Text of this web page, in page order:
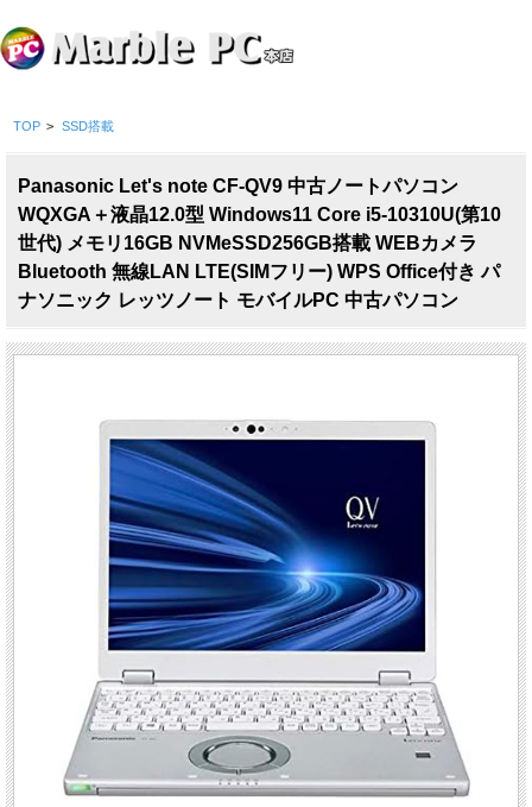
TOP > SSD搭載
Panasonic Let's note CF-QV9 中古ノートパソコン
WQXGA＋液晶12.0型 Windows11 Core i5-10310U(第10
世代) メモリ16GB NVMeSSD256GB搭載 WEBカメラ
Bluetooth 無線LAN LTE(SIMフリー) WPS Office付き パ
ナソニック レッツノート モバイルPC 中古パソコン